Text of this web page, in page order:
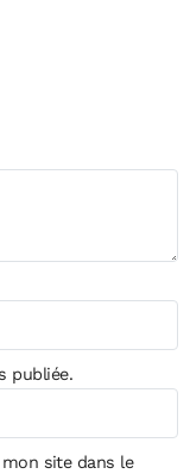
publiée.
site dans le